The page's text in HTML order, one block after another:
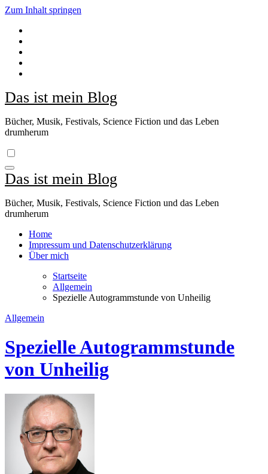
Zum Inhalt springen
Das ist mein Blog
Bücher, Musik, Festivals, Science Fiction und das Leben
drumherum
Das ist mein Blog
Bücher, Musik, Festivals, Science Fiction und das Leben
drumherum
Home
Impressum und Datenschutzerklärung
Über mich
Startseite
Allgemein
Spezielle Autogrammstunde von Unheilig
Allgemein
Spezielle Autogrammstunde
von Unheilig